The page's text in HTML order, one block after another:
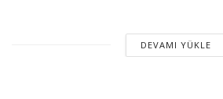
DEVAMI YÜKLE